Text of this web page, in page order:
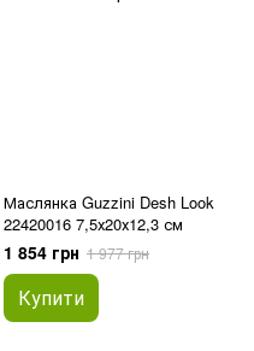
Маслянка Guzzini Desh Look
22420016 7,5х20х12,3 см
1 854 грн 1 977 грн
Купити